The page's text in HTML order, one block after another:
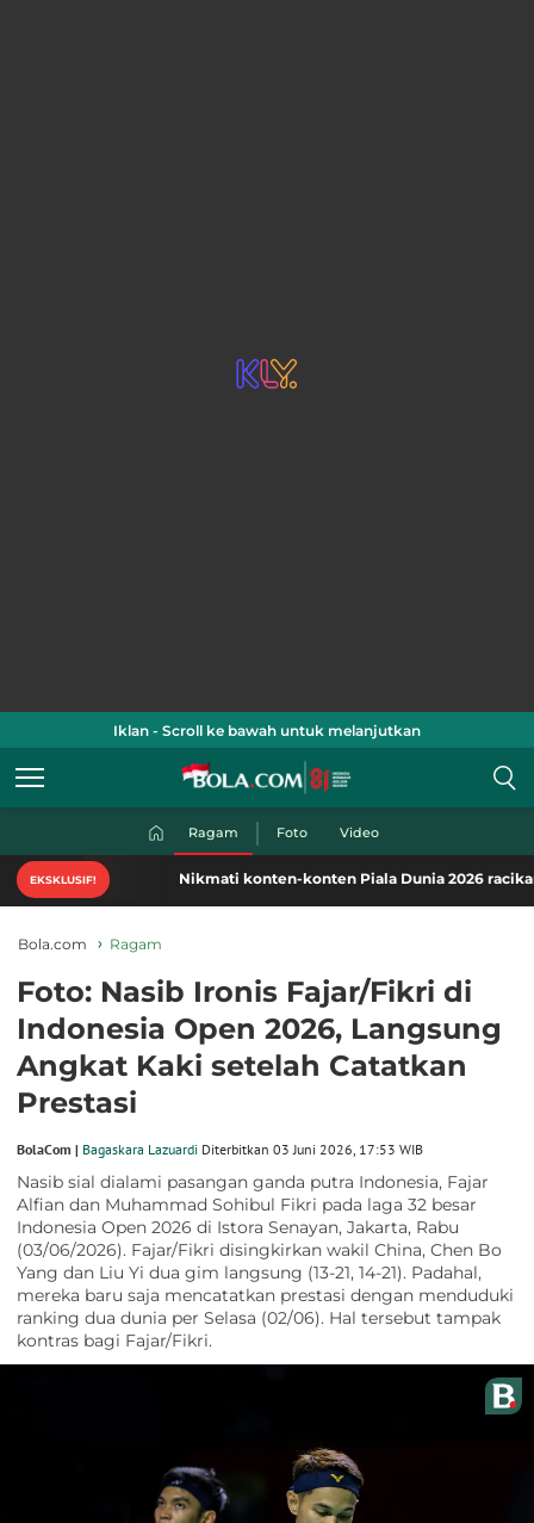
Iklan - Scroll ke bawah untuk melanjutkan
Ragam Foto Video
EKSKLUSIF! Nikmati konten-konten Piala Dunia 2026 racikan
Bola.com Ragam
Foto: Nasib Ironis Fajar/Fikri di
Indonesia Open 2026, Langsung
Angkat Kaki setelah Catatkan
Prestasi
BolaCom | Bagaskara Lazuardi Diterbitkan 03 Juni 2026, 17:53 WIB
Nasib sial dialami pasangan ganda putra Indonesia, Fajar
Alfian dan Muhammad Sohibul Fikri pada laga 32 besar
Indonesia Open 2026 di Istora Senayan, Jakarta, Rabu
(03/06/2026). Fajar/Fikri disingkirkan wakil China, Chen Bo
Yang dan Liu Yi dua gim langsung (13-21, 14-21). Padahal,
mereka baru saja mencatatkan prestasi dengan menduduki
ranking dua dunia per Selasa (02/06). Hal tersebut tampak
kontras bagi Fajar/Fikri.